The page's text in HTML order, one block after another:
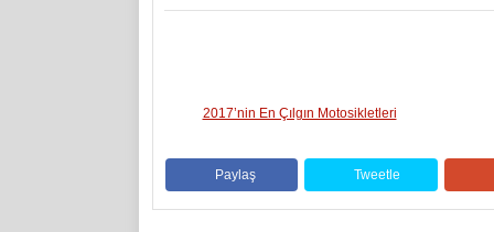
2017’nin En Çılgın Motosikletleri
Paylaş Tweetle